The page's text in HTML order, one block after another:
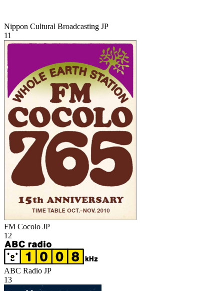
Nippon Cultural Broadcasting JP
11
FM Cocolo JP
12
ABC Radio JP
13